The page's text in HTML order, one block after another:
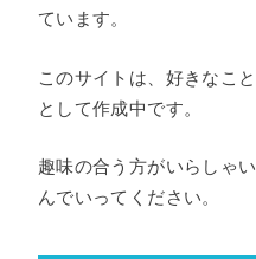
ています。
このサイトは、好きなこ
として作成中です。
趣味の合う方がいらしゃ
んでいってください。